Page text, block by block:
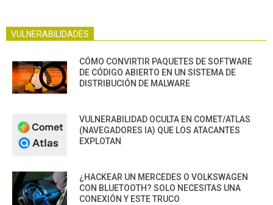
VULNERABILIDADES
CÓMO CONVIRTIR PAQUETES DE SOFTWARE
DE CÓDIGO ABIERTO EN UN SISTEMA DE
DISTRIBUCIÓN DE MALWARE
VULNERABILIDAD OCULTA EN COMET/ATLAS
(NAVEGADORES IA) QUE LOS ATACANTES
EXPLOTAN
¿HACKEAR UN MERCEDES O VOLKSWAGEN
CON BLUETOOTH? SOLO NECESITAS UNA
CONEXIÓN Y ESTE TRUCO